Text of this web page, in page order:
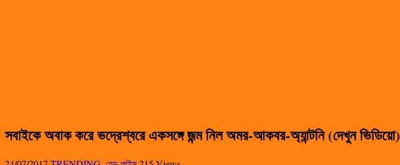
সবাইকে অবাক করে ভদ্রেশ্বরে একসঙ্গে জন্ম নিল অমর-আকবর-অ্যান্টনি (দেখুন ভিডিয়ো)